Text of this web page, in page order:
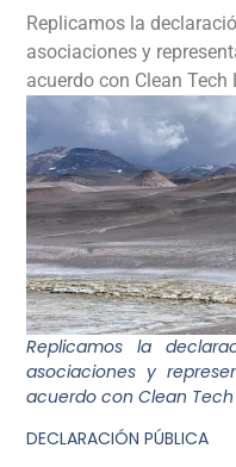
Replicamos la
asociaciones y
acuerdo con Clean Tech
Replicamos la
asociaciones y
acuerdo con Clean Tech
DECLARACIÓN PÚBLICA